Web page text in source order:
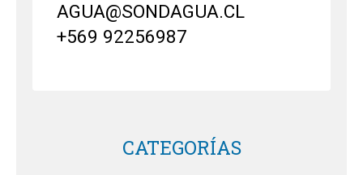
AGUA@SONDAGUA.CL
+569 92256987
CATEGORÍAS